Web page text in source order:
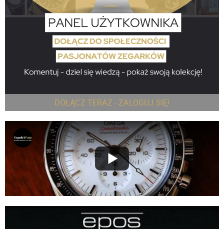
DOŁĄCZ TERAZ - ZALOGUJ SIĘ!